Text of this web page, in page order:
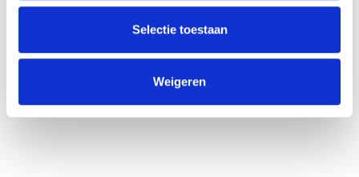
Selectie toestaan
Weigeren
Zet 5 mei dus met stip in uw agenda en kom
Meer informatie en het volledige programma zijn